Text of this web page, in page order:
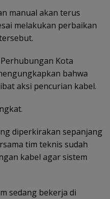
manual akan terus
melakukan perbaikan
Kota
bahwa
aksi pencurian kabel.
diperkirakan sepanjang
tim teknis sudah
kabel agar sistem
sedang bekerja di